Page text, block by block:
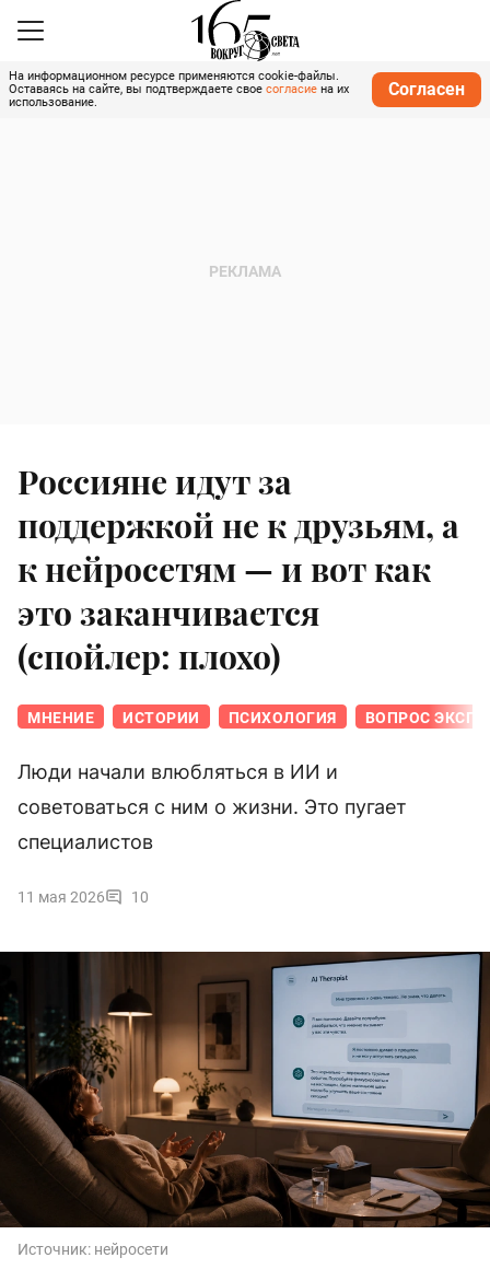
На информационном ресурсе применяются cookie-файлы.
Оставаясь на сайте, вы подтверждаете свое согласие на их
использование.
Согласен
Россияне идут за
поддержкой не к друзьям, а
к нейросетям — и вот как
это заканчивается
(спойлер: плохо)
МНЕНИЕ ИСТОРИИ ПСИХОЛОГИЯ ВОПРОС
Люди начали влюбляться в ИИ и
советоваться с ним о жизни. Это пугает
специалистов
11 мая 2026 10
Источник: нейросети